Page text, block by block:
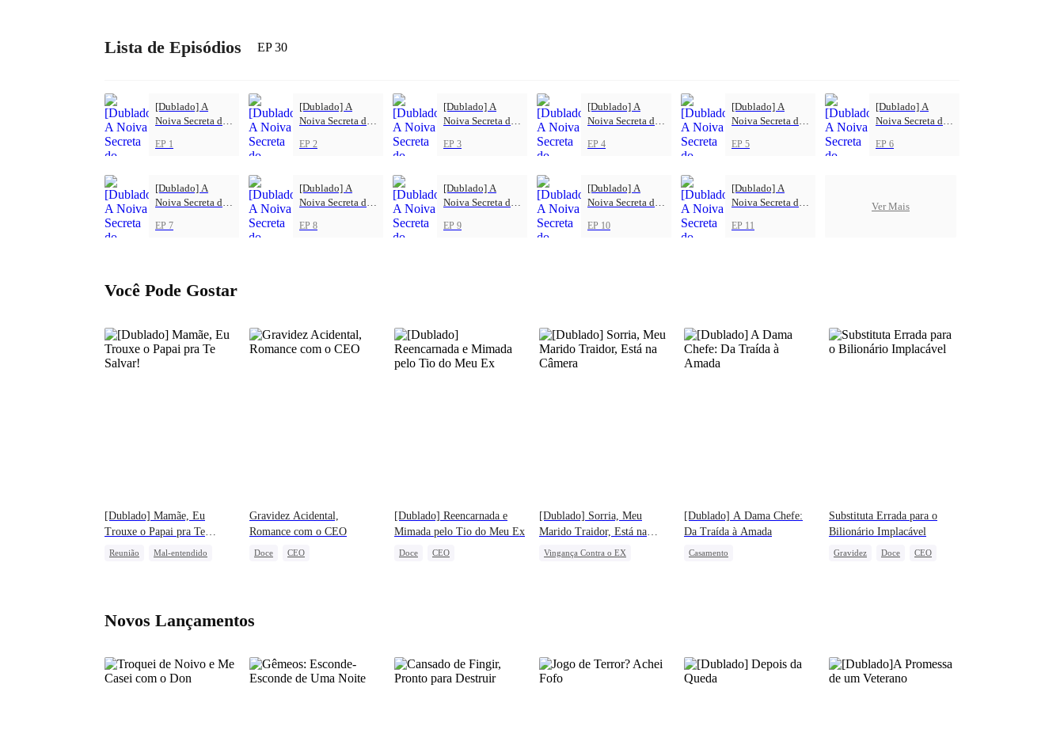
Lista de Episódios EP 30
[Dublado] A
Noiva Secreta do
Noivado, Veio o
EP 1
[Dublado] A
Noiva Secreta do
Noivado, Veio o
EP 2
[Dublado] A
Noiva Secreta do
Noivado, Veio o
EP 3
[Dublado] A
Noiva Secreta do
Noivado, Veio o
EP 4
[Dublado] A
Noiva Secreta do
Noivado, Veio o
EP 5
[Dublado] A
Noiva Secreta do
Noivado, Veio o
EP 6
[Dublado] A
Noiva Secreta do
Noivado, Veio o
EP 7
[Dublado] A
Noiva Secreta do
Noivado, Veio o
EP 8
[Dublado] A
Noiva Secreta do
Noivado, Veio o
EP 9
[Dublado] A
Noiva Secreta do
Noivado, Veio o
EP 10
[Dublado] A
Noiva Secreta do
Noivado, Veio o
EP 11
Ver Mais
Você Pode Gostar
[Dublado] Mamãe, Eu
Trouxe o Papai pra Te
Salvar!
Reunião
Mal-entendido
Gravidez Acidental,
Romance com o CEO
Doce
CEO
[Dublado] Reencarnada e
Mimada pelo Tio do Meu Ex
Doce
CEO
[Dublado] Sorria, Meu
Marido Traidor, Está na
Câmera
Vingança Contra o EX
[Dublado] A Dama Chefe:
Da Traída à Amada
Casamento
Substituta Errada para o
Bilionário Implacável
Gravidez Doce CEO
Novos Lançamentos